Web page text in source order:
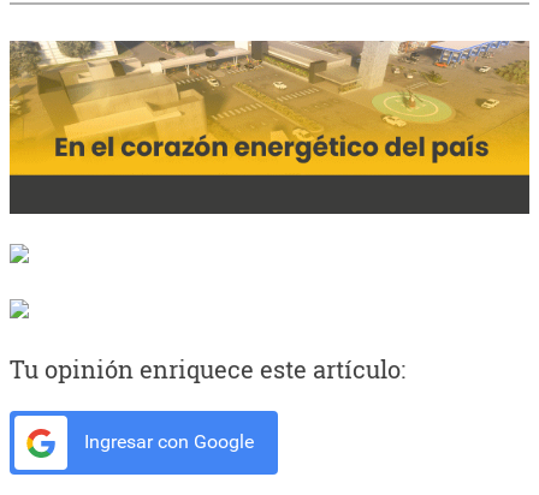
Tu opinión enriquece este artículo:
Ingresar con Google